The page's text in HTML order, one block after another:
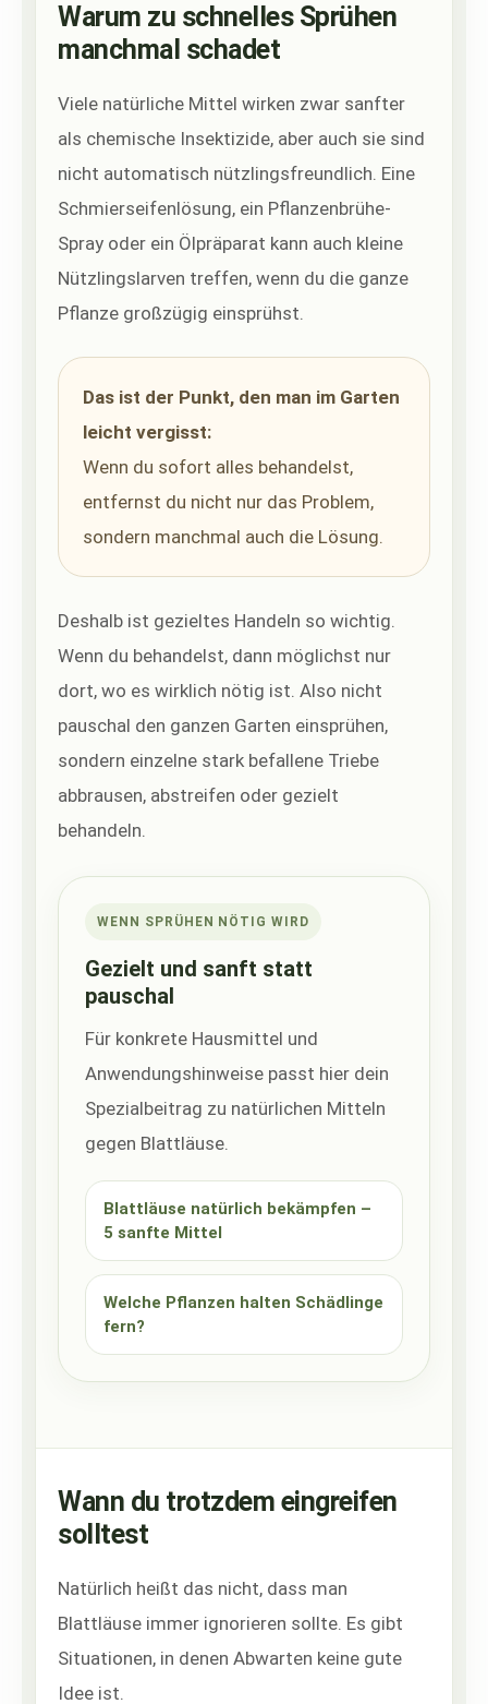
Warum zu schnelles Sprühen
manchmal schadet
Viele natürliche Mittel wirken zwar sanfter
als chemische Insektizide, aber auch sie sind
nicht automatisch nützlingsfreundlich. Eine
Schmierseifenlösung, ein Pflanzenbrühe-
Spray oder ein Ölpräparat kann auch kleine
Nützlingslarven treffen, wenn du die ganze
Pflanze großzügig einsprühst.
Das ist der Punkt, den man im Garten
leicht vergisst:
Wenn du sofort alles behandelst,
entfernst du nicht nur das Problem,
sondern manchmal auch die Lösung.
Deshalb ist gezieltes Handeln so wichtig.
Wenn du behandelst, dann möglichst nur
dort, wo es wirklich nötig ist. Also nicht
pauschal den ganzen Garten einsprühen,
sondern einzelne stark befallene Triebe
abbrausen, abstreifen oder gezielt
behandeln.
WENN SPRÜHEN NÖTIG WIRD
Gezielt und sanft statt
pauschal
Für konkrete Hausmittel und
Anwendungshinweise passt hier dein
Spezialbeitrag zu natürlichen Mitteln
gegen Blattläuse.
Blattläuse natürlich bekämpfen –
5 sanfte Mittel
Welche Pflanzen halten Schädlinge
fern?
Wann du trotzdem eingreifen
solltest
Natürlich heißt das nicht, dass man
Blattläuse immer ignorieren sollte. Es gibt
Situationen, in denen Abwarten keine gute
Idee ist.